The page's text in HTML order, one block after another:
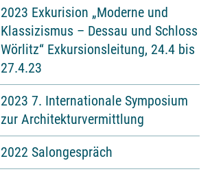
2023 Exkurision „Moderne und
Klassizismus – Dessau und Schloss
Wörlitz“ Exkursionsleitung, 24.4 bis
27.4.23
2023 7. Internationale Symposium
zur Architekturvermittlung
2022 Salongespräch